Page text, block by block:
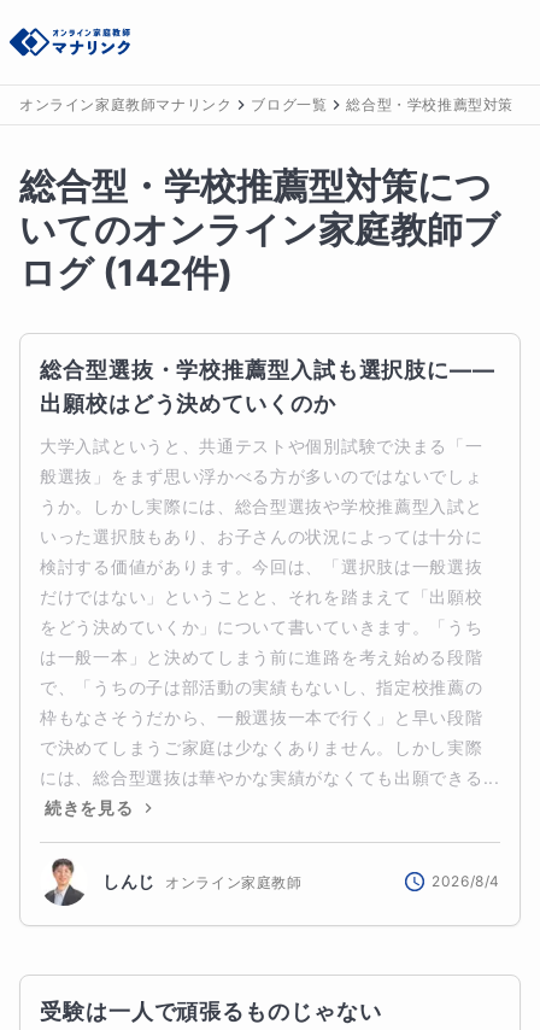
オンライン家庭教師マナリンク ブログ一覧 総合型・学校推薦型対策
総合型・学校推薦型対策につ
いてのオンライン家庭教師ブ
ログ(142件)
総合型選抜・学校推薦型入試も選択肢に――
出願校はどう決めていくのか
大学入試というと、共通テストや個別試験で決まる「一
般選抜」をまず思い浮かべる方が多いのではないでしょ
うか。しかし実際には、総合型選抜や学校推薦型入試と
いった選択肢もあり、お子さんの状況によっては十分に
検討する価値があります。今回は、「選択肢は一般選抜
だけではない」ということと、それを踏まえて「出願校
をどう決めていくか」について書いていきます。「うち
は一般一本」と決めてしまう前に進路を考え始める段階
で、「うちの子は部活動の実績もないし、指定校推薦の
枠もなさそうだから、一般選抜一本で行く」と早い段階
で決めてしまうご家庭は少なくありません。しかし実際
には、総合型選抜は華やかな実績がなくても出願できる...
続きを見る
しんじ オンライン家庭教師 2026/8/4
受験は一人で頑張るものじゃない